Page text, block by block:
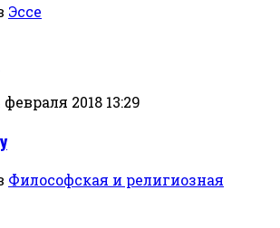
Эссе
2018 13:29
Философская и религиозная